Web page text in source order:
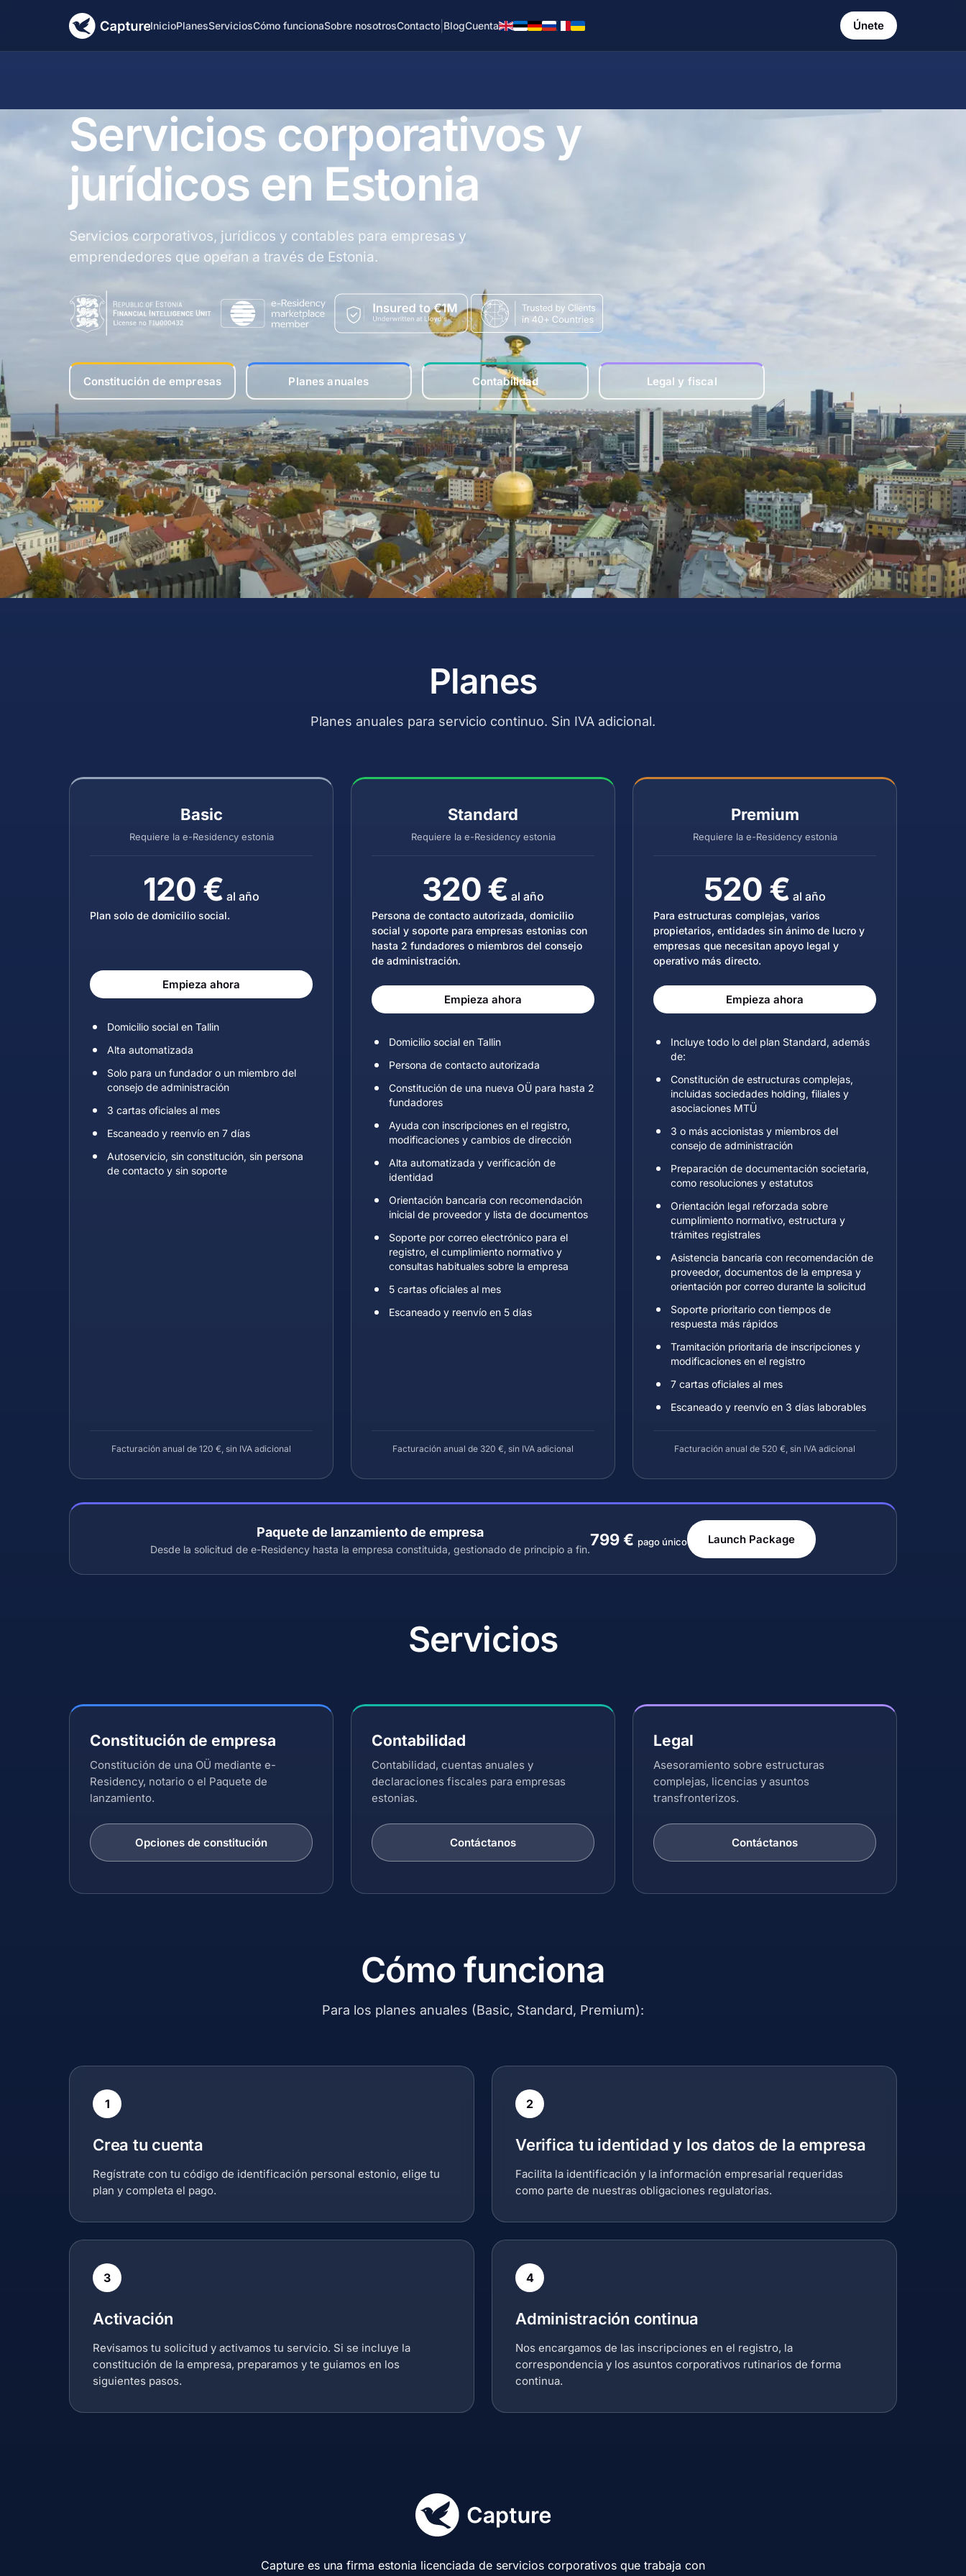
InicioPlanesServiciosCómo funcionaSobre nosotrosContacto| BlogCuenta Únete
Servicios corporativos y
jurídicos en Estonia
Servicios corporativos, jurídicos y contables para empresas y
emprendedores que operan a través de Estonia.
Constitución de empresas Planes anuales Contabilidad Legal y fiscal
Planes
Planes anuales para servicio continuo. Sin IVA adicional.
Basic
Requiere la e-Residency estonia
120 € al año
Plan solo de domicilio social.
Empieza ahora
Domicilio social en Tallin
Alta automatizada
Solo para un fundador o un miembro del
consejo de administración
3 cartas oficiales al mes
Escaneado y reenvío en 7 días
Autoservicio, sin constitución, sin persona
de contacto y sin soporte
Facturación anual de 120 €, sin IVA adicional
Standard
Requiere la e-Residency estonia
320 € al año
Persona de contacto autorizada, domicilio
social y soporte para empresas estonias con
hasta 2 fundadores o miembros del consejo
de administración.
Empieza ahora
Domicilio social en Tallin
Persona de contacto autorizada
Constitución de una nueva OÜ para hasta 2
fundadores
Ayuda con inscripciones en el registro,
modificaciones y cambios de dirección
Alta automatizada y verificación de
identidad
Orientación bancaria con recomendación
inicial de proveedor y lista de documentos
Soporte por correo electrónico para el
registro, el cumplimiento normativo y
consultas habituales sobre la empresa
5 cartas oficiales al mes
Escaneado y reenvío en 5 días
Facturación anual de 320 €, sin IVA adicional
Premium
Requiere la e-Residency estonia
520 € al año
Para estructuras complejas, varios
propietarios, entidades sin ánimo de lucro y
empresas que necesitan apoyo legal y
operativo más directo.
Empieza ahora
Incluye todo lo del plan Standard, además
de:
Constitución de estructuras complejas,
incluidas sociedades holding, filiales y
asociaciones MTÜ
3 o más accionistas y miembros del
consejo de administración
Preparación de documentación societaria,
como resoluciones y estatutos
Orientación legal reforzada sobre
cumplimiento normativo, estructura y
trámites registrales
Asistencia bancaria con recomendación de
proveedor, documentos de la empresa y
orientación por correo durante la solicitud
Soporte prioritario con tiempos de
respuesta más rápidos
Tramitación prioritaria de inscripciones y
modificaciones en el registro
7 cartas oficiales al mes
Escaneado y reenvío en 3 días laborables
Facturación anual de 520 €, sin IVA adicional
Paquete de lanzamiento de empresa
Desde la solicitud de e-Residency hasta la empresa constituida, gestionado de principio a fin.
799 € pago único Launch Package
Servicios
Constitución de empresa
Constitución de una OÜ mediante e-
Residency, notario o el Paquete de
lanzamiento.
Opciones de constitución
Contabilidad
Contabilidad, cuentas anuales y
declaraciones fiscales para empresas
estonias.
Contáctanos
Legal
Asesoramiento sobre estructuras
complejas, licencias y asuntos
transfronterizos.
Contáctanos
Cómo funciona
Para los planes anuales (Basic, Standard, Premium):
1
Crea tu cuenta
Regístrate con tu código de identificación personal estonio, elige tu
plan y completa el pago.
2
Verifica tu identidad y los datos de la empresa
Facilita la identificación y la información empresarial requeridas
como parte de nuestras obligaciones regulatorias.
3
Activación
Revisamos tu solicitud y activamos tu servicio. Si se incluye la
constitución de la empresa, preparamos y te guiamos en los
siguientes pasos.
4
Administración continua
Nos encargamos de las inscripciones en el registro, la
correspondencia y los asuntos corporativos rutinarios de forma
continua.
Capture es una firma estonia licenciada de servicios corporativos que trabaja con